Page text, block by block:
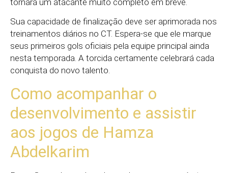
Sua capacidade de finalização deve ser aprimorada nos
treinamentos diários no CT. Espera-se que ele marque
seus primeiros gols oficiais pela equipe principal ainda
nesta temporada. A torcida certamente celebrará cada
conquista do novo talento.
Como acompanhar o
desenvolvimento e assistir
aos jogos de Hamza
Abdelkarim